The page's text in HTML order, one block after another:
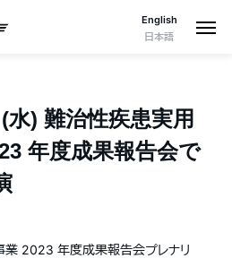
English
日本語
水) 難治性疾患実用
年度成果報告会で
業 2023 年度成果報告会プレナリ